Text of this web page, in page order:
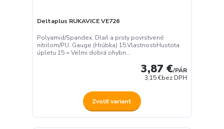
Deltaplus RUKAVICE VE726
Polyamid/Spandex. Dlaň a prsty povrstvené
nitrilom/PU. Gauge (Hrúbka) 15.VlastnostiHustota
úpletu 15 = Veľmi dobrá ohybn...
3,87 €/PÁR
3,15 €bez DPH
Zvoliť variant